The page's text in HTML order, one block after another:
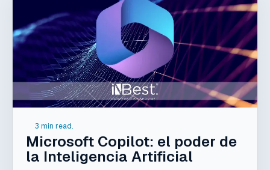
3 min read.
Microsoft Copilot: el poder de
la Inteligencia Artificial